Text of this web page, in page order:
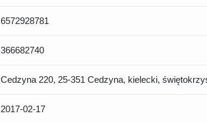
6572928781
366682740
Cedzyna 220, 25-351 Cedzyna, kielecki,
2017-02-17